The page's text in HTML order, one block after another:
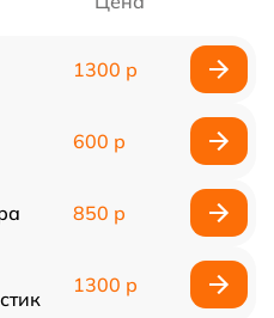
1300 р
600 р
850 р
1300 р